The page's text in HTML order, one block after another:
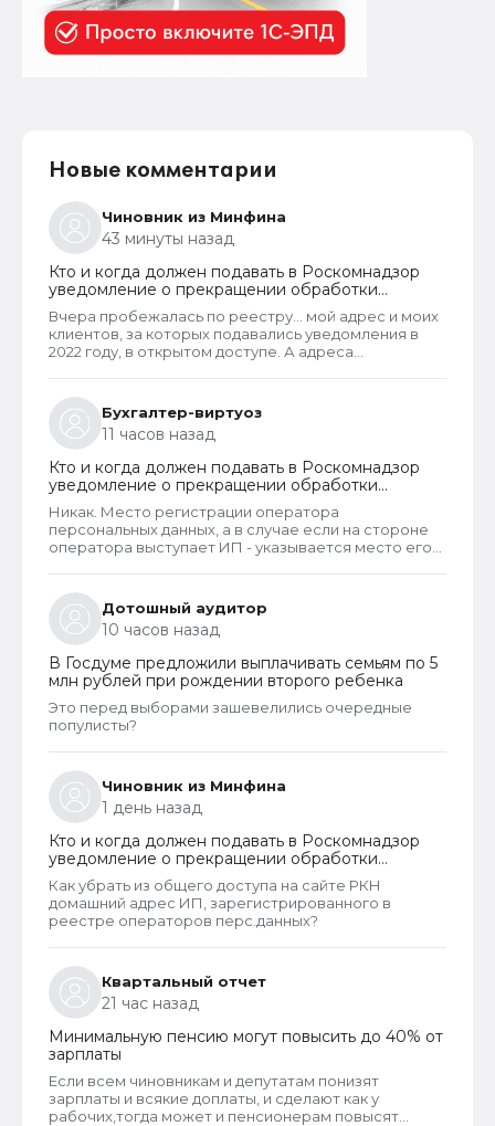
Новые комментарии
Чиновник из Минфина
43 минуты назад
Кто и когда должен подавать в Роскомнадзор
уведомление о прекращении обработки
персональных данных
Вчера пробежалась по реестру... мой адрес и моих
клиентов, за которых подавались уведомления в
2022 году, в открытом доступе. А адреса
проверила только знакомых ИП и заметила такую
закономерность. Или это просто совпадение
такое?
Бухгалтер-виртуоз
11 часов назад
Кто и когда должен подавать в Роскомнадзор
уведомление о прекращении обработки
персональных данных
Никак. Место регистрации оператора
персональных данных, а в случае если на стороне
оператора выступает ИП - указывается место его
информация подлежит обязательному
размещению в реестре наряду со всеми прочими
сведениями. Делается это для того, чтобы у
субъектов ПД имелась возможность в случае
нарушения их прав обратиться непосредственно к
оператору для устранения нарушений.
Дотошный аудитор
10 часов назад
В Госдуме предложили выплачивать семьям по 5
млн рублей при рождении второго ребенка
Это перед выборами зашевелились очередные
популисты?
Чиновник из Минфина
1 день назад
Кто и когда должен подавать в Роскомнадзор
уведомление о прекращении обработки
персональных данных
Как убрать из общего доступа на сайте РКН
домашний адрес ИП, зарегистрированного в
реестре операторов перс.данных?
Квартальный отчет
21 час назад
Минимальную пенсию могут повысить до 40% от
зарплаты
Если всем чиновникам и депутатам понизят
зарплаты и всякие доплаты, и сделают как у
рабочих,тогда может и пенсионерам повысят